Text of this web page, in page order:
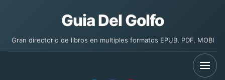
Guia Del Golfo
Gran directorio de libros en multiples formatos EPUB, PDF, MOBI